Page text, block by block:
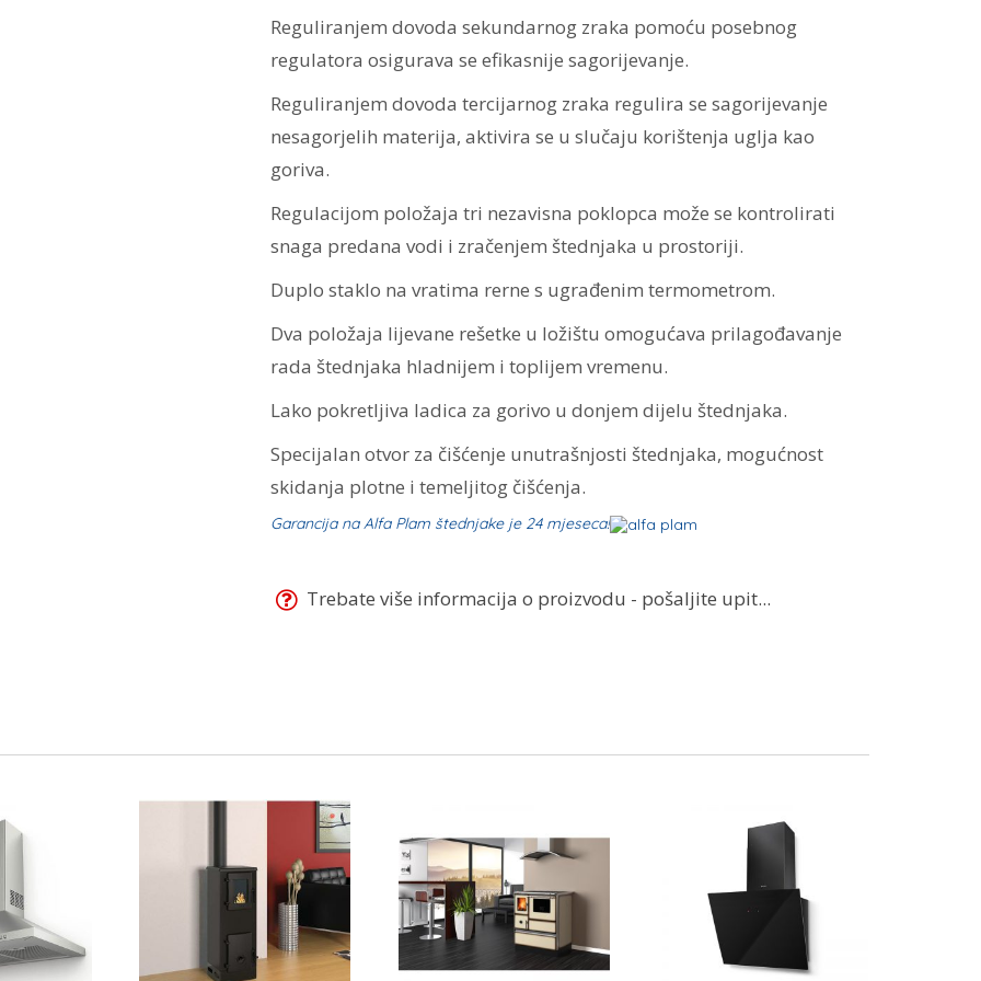
Reguliranjem dovoda sekundarnog zraka pomoću posebnog
regulatora osigurava se efikasnije sagorijevanje.
Reguliranjem dovoda tercijarnog zraka regulira se sagorijevanje
nesagorjelih materija, aktivira se u slučaju korištenja uglja kao
goriva.
Regulacijom položaja tri nezavisna poklopca može se kontrolirati
snaga predana vodi i zračenjem štednjaka u prostoriji.
Duplo staklo na vratima rerne s ugrađenim termometrom.
Dva položaja lijevane rešetke u ložištu omogućava prilagođavanje
rada štednjaka hladnijem i toplijem vremenu.
Lako pokretljiva ladica za gorivo u donjem dijelu štednjaka.
Specijalan otvor za čišćenje unutrašnjosti štednjaka, mogućnost
skidanja plotne i temeljitog čišćenja.
Garancija na Alfa Plam štednjake je 24 mjeseca!
Trebate više informacija o proizvodu - pošaljite upit...